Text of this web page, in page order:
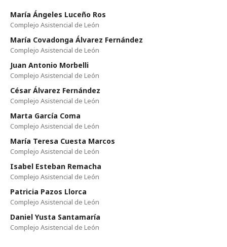
María Ángeles Luceño Ros
Complejo Asistencial de León
María Covadonga Álvarez Fernández
Complejo Asistencial de León
Juan Antonio Morbelli
Complejo Asistencial de León
César Álvarez Fernández
Complejo Asistencial de León
Marta García Coma
Complejo Asistencial de León
María Teresa Cuesta Marcos
Complejo Asistencial de León
Isabel Esteban Remacha
Complejo Asistencial de León
Patricia Pazos Llorca
Complejo Asistencial de León
Daniel Yusta Santamaría
Complejo Asistencial de León